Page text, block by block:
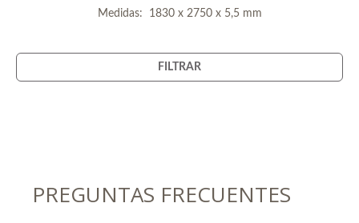
Medidas: 1830 x 2750 x 5,5 mm
FILTRAR
PREGUNTAS FRECUENTES